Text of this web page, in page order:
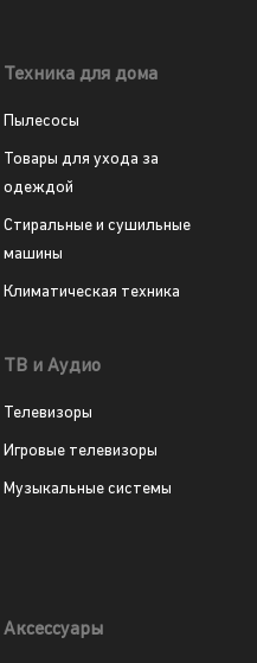
Техника для дома
Пылесосы
Товары для ухода за
одеждой
Стиральные и сушильные
машины
Климатическая техника
ТВ и Аудио
Телевизоры
Игровые телевизоры
Музыкальные системы
Аксессуары